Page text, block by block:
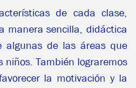
de cada clase,
manera sencilla, didáctica
de las áreas que
niños. También lograremos
la motivación y la